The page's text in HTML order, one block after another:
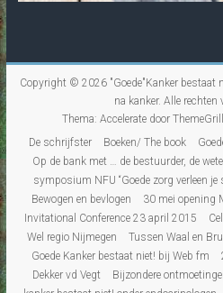
Copyright © 2026 "Goede"Kanker bestaat
na kanker. Alle rechten
Thema:Accelerate door
De schrijfster
Boeken/ The book
Op de bank met … de bestuurder, de
symposium NFU “Goede zorg verleen je
Bewogen en bevlogen
30 mei opening
Invitational Conference 23 april 2015
Wel regio Nijmegen
Tussen Waal en
Goede Kanker bestaat niet! bij Web fm
Dekker vd Vegt
Bijzondere